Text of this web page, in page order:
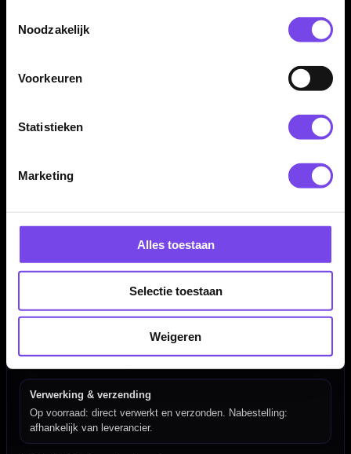
Noodzakelijk
Voorkeuren
Statistieken
Marketing
Alles toestaan
Selectie toestaan
Weigeren
Gratis verzending vanaf €40
Hulp Nodig? Wij helpen graag!
Verwerking & verzending
Op voorraad: direct verwerkt en verzonden. Nabestelling:
afhankelijk van leverancier.